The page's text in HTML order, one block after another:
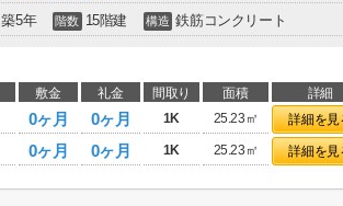
築5年 階数 15階建 構造 鉄筋コンクリート
敷金 礼金 間取り 面積 詳細
0ヶ月 0ヶ月 1K 25.23㎡ 詳細を見
0ヶ月 0ヶ月 1K 25.23㎡ 詳細を見